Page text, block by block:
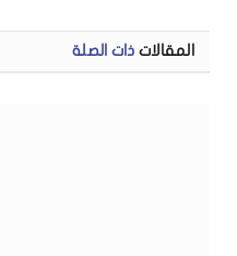
المقالات ذات الصلة